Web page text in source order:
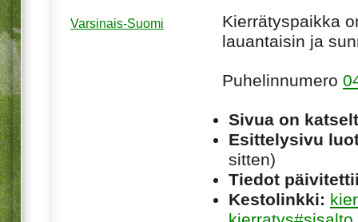
Kierrätyspaikka
lauantaisin ja
Puhelinnumero
Sivua on
Esittelysivu
sitten)
Tiedot
Kestolinkki:
Varsinais-Suomi